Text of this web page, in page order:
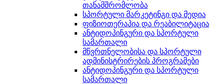
თანამშრომლობა
სპორტული მარკეტინგი და მედია
ფიზიოთერაპია და რეაბილიტაცია
ანტიდოპინგური და სპორტული
სამართალი
მწვრთნელობისა და სპორტული
ადმინისტრირების პროგრამები
ანტიდოპინგური და სპორტული
სამართალი